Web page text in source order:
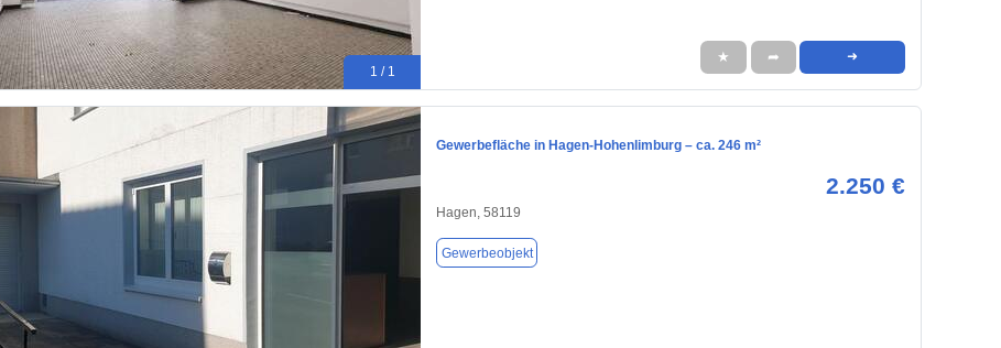
1 / 1
★ ➦ ➜
Gewerbefläche in Hagen-Hohenlimburg – ca. 246 m²
2.250 €
Hagen, 58119
Gewerbeobjekt